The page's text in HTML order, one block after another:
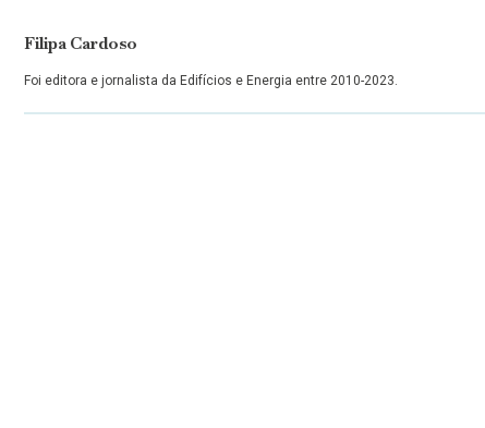
Filipa Cardoso
Foi editora e jornalista da Edifícios e Energia entre 2010-2023.